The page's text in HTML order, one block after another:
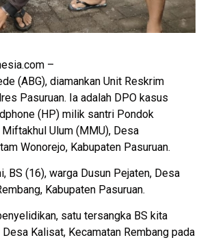
–
(ABG), diamankan Unit Reskrim
Pasuruan. Ia adalah DPO kasus
(HP) milik santri Pondok
Ulum (MMU), Desa
Wonorejo, Kabupaten Pasuruan.
BS (16), warga Dusun Pejaten, Desa
Kabupaten Pasuruan.
satu tersangka BS kita
Kalisat, Kecamatan Rembang pada